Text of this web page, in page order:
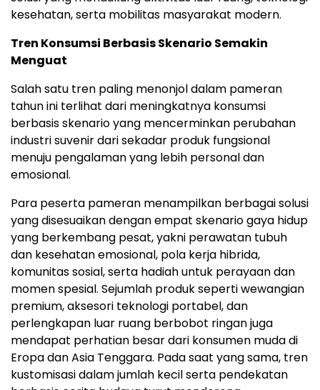
kesehatan, serta mobilitas masyarakat modern.
Tren Konsumsi Berbasis Skenario Semakin
Menguat
Salah satu tren paling menonjol dalam pameran
tahun ini terlihat dari meningkatnya konsumsi
berbasis skenario yang mencerminkan perubahan
industri suvenir dari sekadar produk fungsional
menuju pengalaman yang lebih personal dan
emosional.
Para peserta pameran menampilkan berbagai solusi
yang disesuaikan dengan empat skenario gaya hidup
yang berkembang pesat, yakni perawatan tubuh
dan kesehatan emosional, pola kerja hibrida,
komunitas sosial, serta hadiah untuk perayaan dan
momen spesial. Sejumlah produk seperti wewangian
premium, aksesori teknologi portabel, dan
perlengkapan luar ruang berbobot ringan juga
mendapat perhatian besar dari konsumen muda di
Eropa dan Asia Tenggara. Pada saat yang sama, tren
kustomisasi dalam jumlah kecil serta pendekatan